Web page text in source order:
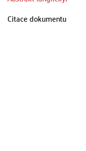
Citace dokumentu